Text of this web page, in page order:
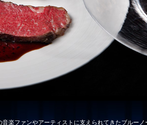
楽ファンやアーティストに支えられてきたブルーノ